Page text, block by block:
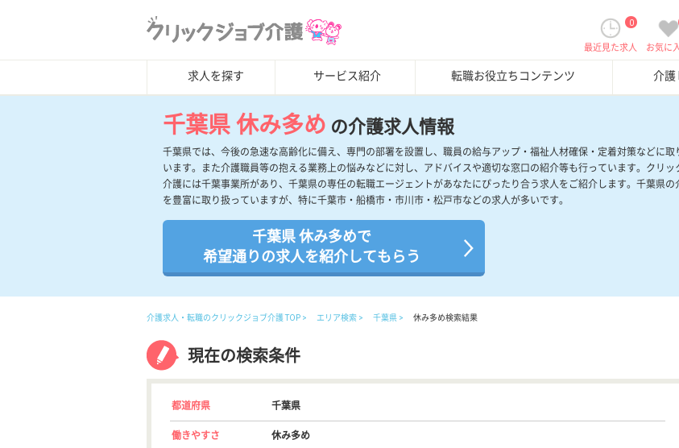
お気に
0
最近見た求人
求人を探す サービス紹介 転職お役立ちコンテンツ 介護
千葉県 休み多め の介護求人情報
千葉県では、今後の急速な高齢化に備え、専門の部署を設置し、職員の給与アップ・福祉人材確保・定着対策などに取
います。また介護職員等の抱える業務上の悩みなどに対し、アドバイスや適切な窓口の紹介等も行っています。クリッ
介護には千葉事業所があり、千葉県の専任の転職エージェントがあなたにぴったり合う求人をご紹介します。千葉県の
を豊富に取り扱っていますが、特に千葉市・船橋市・市川市・松戸市などの求人が多いです。
千葉県 休み多めで
希望通りの求人を紹介してもらう
介護求人・転職のクリックジョブ介護 TOP エリア検索 千葉県 休み多め検索結果
現在の検索条件
都道府県 千葉県
働きやすさ 休み多め